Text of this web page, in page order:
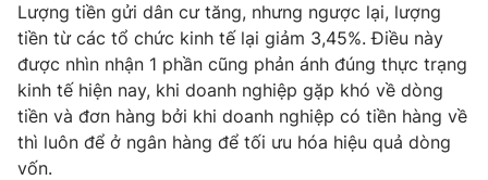
Emagazine Podcast
Photo Infographic
Video Shorts video
Lượng tiền gửi dân cư tăng, nhưng ngược lại, lượng
tiền từ các tổ chức kinh tế lại giảm 3,45%. Điều này
được nhìn nhận 1 phần cũng phản ánh đúng thực trạng
kinh tế hiện nay, khi doanh nghiệp gặp khó về dòng
tiền và đơn hàng bởi khi doanh nghiệp có tiền hàng về
thì luôn để ở ngân hàng để tối ưu hóa hiệu quả dòng
vốn.